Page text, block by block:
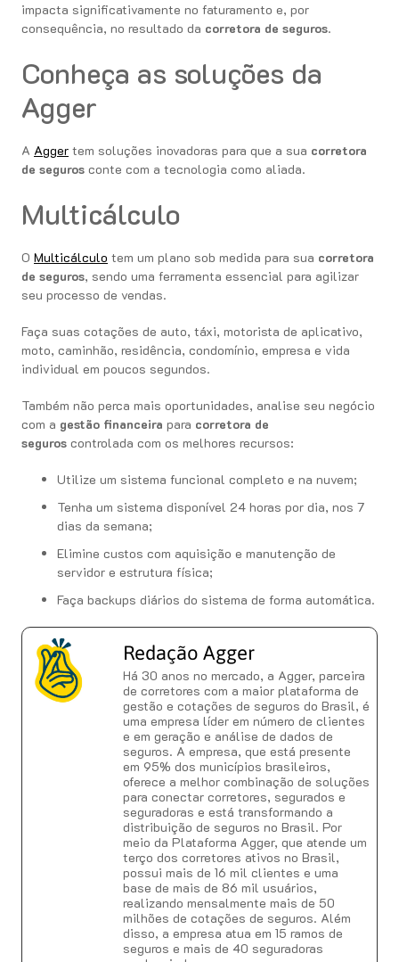
impacta significativamente no faturamento e, por
consequência, no resultado da corretora de seguros.
Conheça as soluções da
Agger
A Agger tem soluções inovadoras para que a sua corretora
de seguros conte com a tecnologia como aliada.
Multicálculo
O Multicálculo tem um plano sob medida para sua corretora
de seguros, sendo uma ferramenta essencial para agilizar
seu processo de vendas.
Faça suas cotações de auto, táxi, motorista de aplicativo,
moto, caminhão, residência, condomínio, empresa e vida
individual em poucos segundos.
Também não perca mais oportunidades, analise seu negócio
com a gestão financeira para corretora de
seguros controlada com os melhores recursos:
Utilize um sistema funcional completo e na nuvem;
Tenha um sistema disponível 24 horas por dia, nos 7
dias da semana;
Elimine custos com aquisição e manutenção de
servidor e estrutura física;
Faça backups diários do sistema de forma automática.
Redação Agger
Há 30 anos no mercado, a Agger, parceira
de corretores com a maior plataforma de
gestão e cotações de seguros do Brasil, é
uma empresa líder em número de clientes
e em geração e análise de dados de
seguros. A empresa, que está presente
em 95% dos municípios brasileiros,
oferece a melhor combinação de soluções
para conectar corretores, segurados e
seguradoras e está transformando a
distribuição de seguros no Brasil. Por
meio da Plataforma Agger, que atende um
terço dos corretores ativos no Brasil,
possui mais de 16 mil clientes e uma
base de mais de 86 mil usuários,
realizando mensalmente mais de 50
milhões de cotações de seguros. Além
disso, a empresa atua em 15 ramos de
seguros e mais de 40 seguradoras